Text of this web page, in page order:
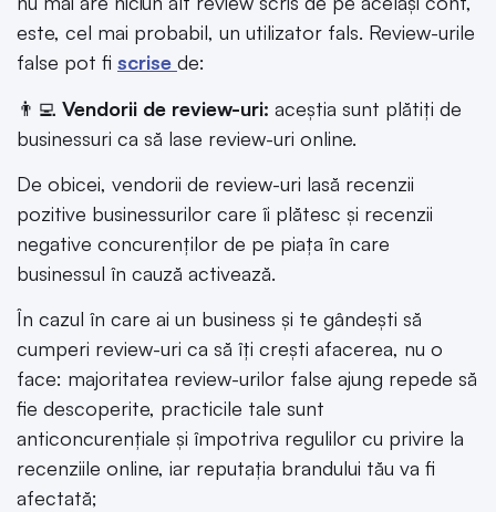
este, cel mai probabil, un utilizator fals. Review-urile
false pot fi scrise de:
👨‍💻 Vendorii de review-uri: aceștia sunt plătiți de
businessuri ca să lase review-uri online.
De obicei, vendorii de review-uri lasă recenzii
pozitive businessurilor care îi plătesc și recenzii
negative concurenților de pe piața în care
businessul în cauză activează.
În cazul în care ai un business și te gândești să
cumperi review-uri ca să îți crești afacerea, nu o
face: majoritatea review-urilor false ajung repede să
fie descoperite, practicile tale sunt
anticoncurențiale și împotriva regulilor cu privire la
recenziile online, iar reputația brandului tău va fi
afectată;